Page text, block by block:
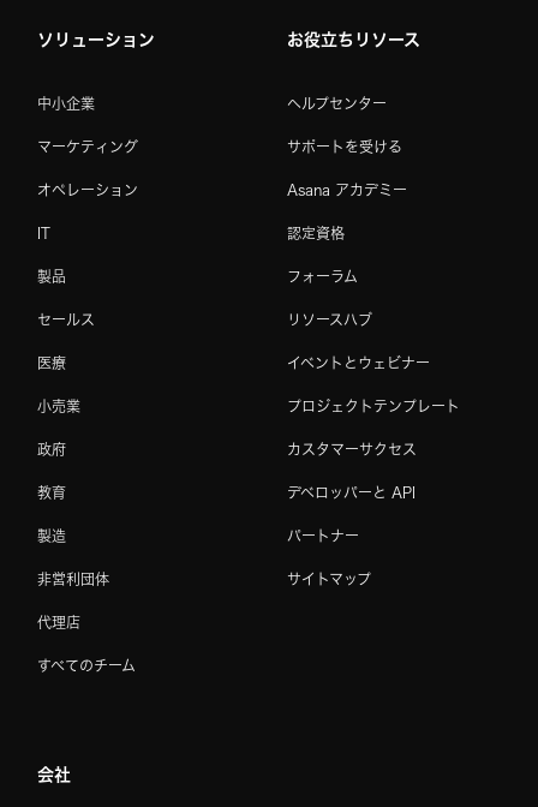
ソリューション
中小企業
マーケティング
オペレーション
IT
製品
セールス
医療
小売業
政府
教育
製造
非営利団体
代理店
すべてのチーム
お役立ちリソース
ヘルプセンター
サポートを受ける
Asana アカデミー
認定資格
フォーラム
リソースハブ
イベントとウェビナー
プロジェクトテンプレート
カスタマーサクセス
デベロッパーと API
パートナー
サイトマップ
会社